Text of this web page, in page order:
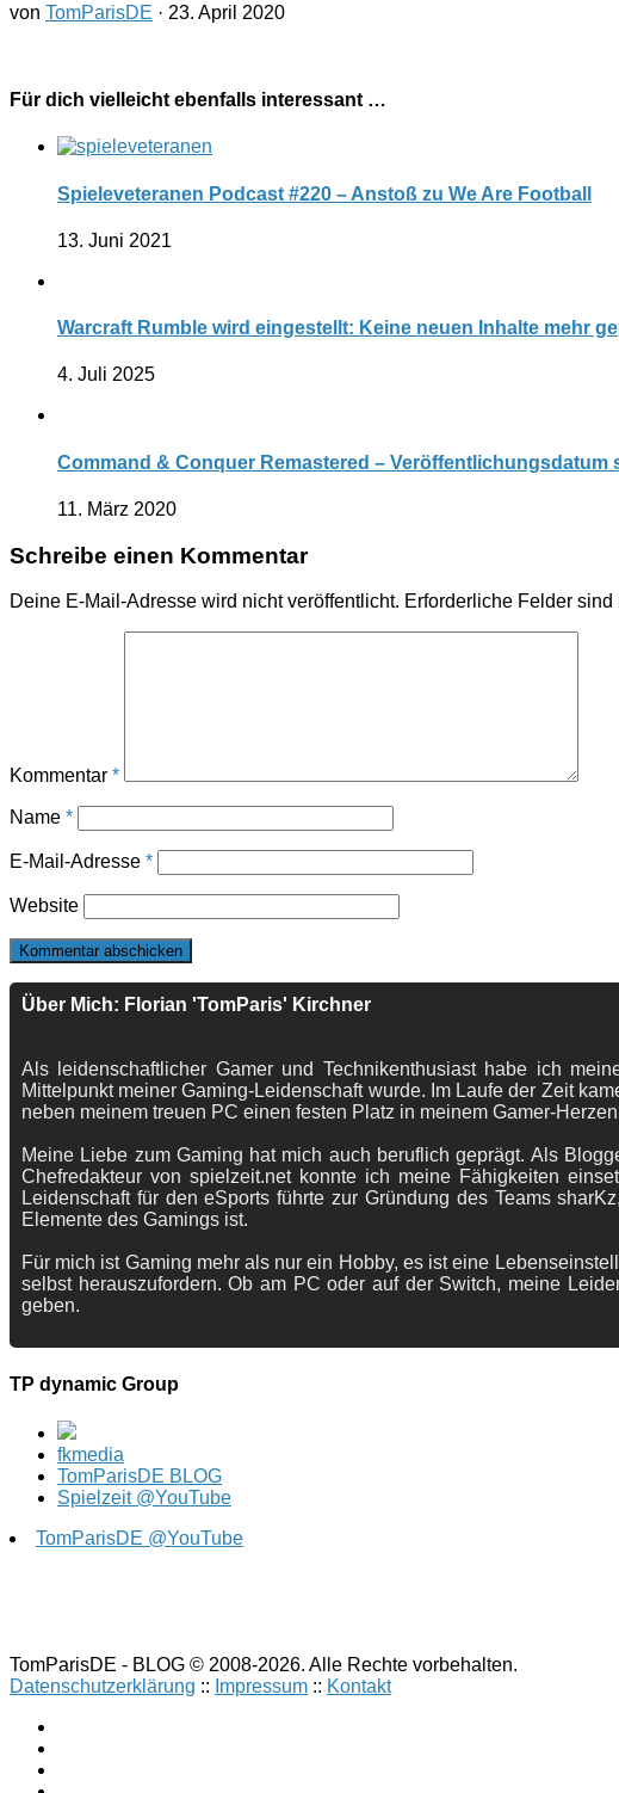
von TomParisDE · 23. April 2020
Für dich vielleicht ebenfalls interessant …
Spieleveteranen Podcast #220 – Anstoß zu We Are Football
13. Juni 2021
Warcraft Rumble wird eingestellt: Keine neuen Inhalte mehr
4. Juli 2025
Command & Conquer Remastered – Veröffentlichungsdatum
11. März 2020
Schreibe einen Kommentar
Deine E-Mail-Adresse wird nicht veröffentlicht. Erforderliche Felder sind
Kommentar *
Name *
E-Mail-Adresse *
Website
Über Mich: Florian 'TomParis' Kirchner
Als leidenschaftlicher Gamer und Technikenthusiast habe ich
Mittelpunkt meiner Gaming-Leidenschaft wurde. Im Laufe der Zeit
neben meinem treuen PC einen festen Platz in meinem Gamer-
Meine Liebe zum Gaming hat mich auch beruflich geprägt. Als
Chefredakteur von spielzeit.net konnte ich meine Fähigkeiten
Leidenschaft für den eSports führte zur Gründung des Teams
Elemente des Gamings ist.
Für mich ist Gaming mehr als nur ein Hobby, es ist eine
selbst herauszufordern. Ob am PC oder auf der Switch, meine
geben.
TP dynamic Group
fkmedia
TomParisDE BLOG
Spielzeit @YouTube
TomParisDE @YouTube
TomParisDE - BLOG © 2008-2026. Alle Rechte vorbehalten.
Datenschutzerklärung :: Impressum :: Kontakt